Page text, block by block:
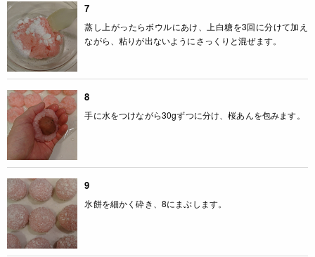
7
蒸し上がったらボウルにあけ、上白糖を3回に分けて加え
ながら、粘りが出ないようにさっくりと混ぜます。
8
手に水をつけながら30gずつに分け、桜あんを包みます。
9
氷餅を細かく砕き、8にまぶします。